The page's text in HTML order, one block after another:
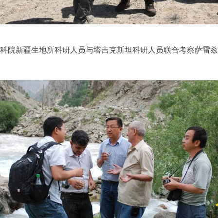
院新疆生地所科研人员与塔吉克斯坦科研人员联合考察萨雷